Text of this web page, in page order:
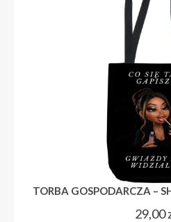
TORBA GOSPODARCZA –
29,00